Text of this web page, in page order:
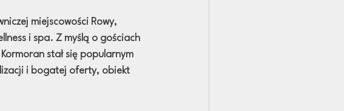
miejscowości Rowy,
i spa. Z myślą o gościach
stał się popularnym
i bogatej oferty, obiekt